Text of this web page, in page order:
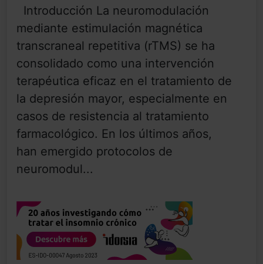
Introducción La neuromodulación
mediante estimulación magnética
transcraneal repetitiva (rTMS) se ha
consolidado como una intervención
terapéutica eficaz en el tratamiento de
la depresión mayor, especialmente en
casos de resistencia al tratamiento
farmacológico. En los últimos años,
han emergido protocolos de
neuromodul...